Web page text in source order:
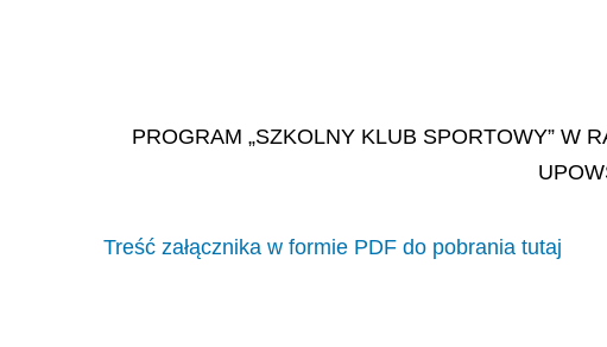
PROGRAM „SZKOLNY KLUB SPORTOWY” W
Treść załącznika w formie PDF do pobrania tutaj